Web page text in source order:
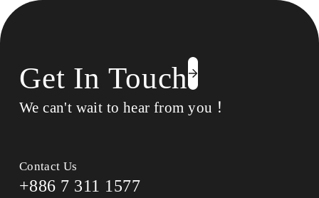
Get In Touch
We can't wait to hear from you！
Contact Us
+886 7 311 1577